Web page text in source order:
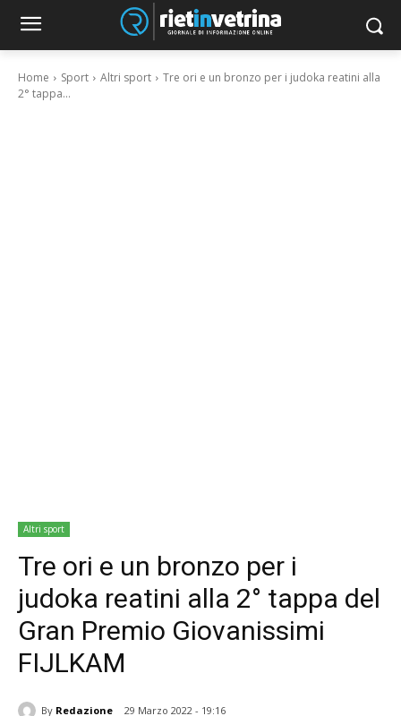
Home Sport Altri sport
Tre ori e un bronzo per i judoka reatini alla
2° tappa...
Altri sport
Tre ori e un bronzo per i
judoka reatini alla 2° tappa del
Gran Premio Giovanissimi
FIJLKAM
By Redazione 29 Marzo 2022 - 19:16